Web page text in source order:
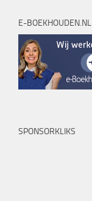
E-BOEKHOUDEN.NL
SPONSORKLIKS